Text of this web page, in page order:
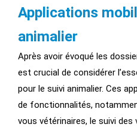
Applications
animalier
Après avoir évoqué les
est crucial de considérer
pour le suivi animalier. Ces
de fonctionnalités,
vous vétérinaires, le suivi